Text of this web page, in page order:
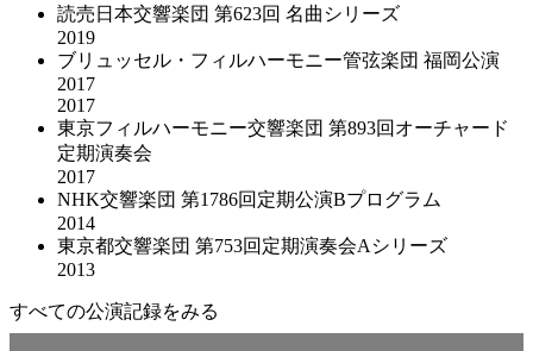
読売日本交響楽団 第623回 名曲シリーズ
2019
ブリュッセル・フィルハーモニー管弦楽団 福岡公演
2017
2017
東京フィルハーモニー交響楽団 第893回オーチャード
定期演奏会
2017
NHK交響楽団 第1786回定期公演Bプログラム
2014
東京都交響楽団 第753回定期演奏会Aシリーズ
2013
すべての公演記録をみる